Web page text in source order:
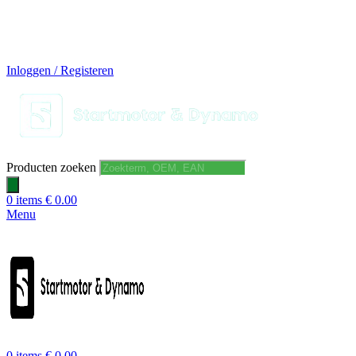
Inloggen / Registeren
Producten zoeken
0 items € 0.00
Menu